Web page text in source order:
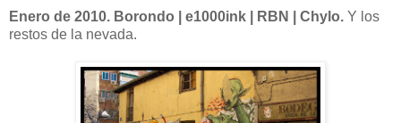
Enero de 2010. Borondo | e1000ink | RBN | Chylo. Y los
restos de la nevada.